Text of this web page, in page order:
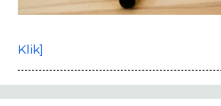
Klik]